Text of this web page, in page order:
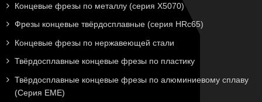
Концевые фрезы по металлу (серия X5070)
Фрезы концевые твёрдосплавные (серия HRc65)
Концевые фрезы по нержавеющей стали
Твёрдосплавные концевые фрезы по пластику
Твёрдосплавные концевые фрезы по алюминиевому сплаву
(Серия EME)